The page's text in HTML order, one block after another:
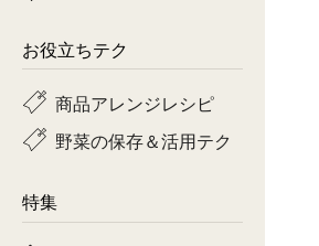
お役立ちテク
商品アレンジレシピ
野菜の保存＆活用テク
特集